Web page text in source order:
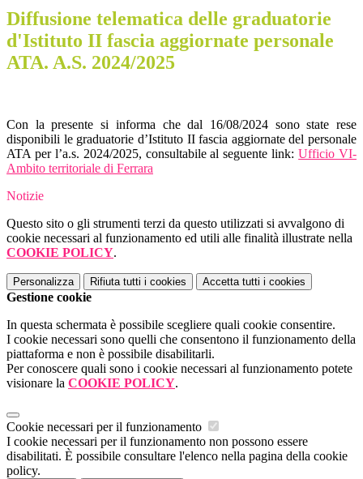
Diffusione telematica delle graduatorie
d'Istituto II fascia aggiornate personale
ATA. A.S. 2024/2025
Con la presente si informa che dal 16/08/2024 sono state rese
disponibili le graduatorie d’Istituto II fascia aggiornate del personale
ATA per l’a.s. 2024/2025, consultabile al seguente link:Ufficio VI-
Ambito territoriale di Ferrara
Notizie
Questo sito o gli strumenti terzi da questo utilizzati si avvalgono di
cookie necessari al funzionamento ed utili alle finalità illustrate nella
COOKIE POLICY.
Personalizza Rifiuta tutti i cookies Accetta tutti i cookies
Gestione cookie
In questa schermata è possibile scegliere quali cookie consentire.
I cookie necessari sono quelli che consentono il funzionamento della
piattaforma e non è possibile disabilitarli.
Per conoscere quali sono i cookie necessari al funzionamento potete
visionare la COOKIE POLICY.
Cookie necessari per il funzionamento
I cookie necessari per il funzionamento non possono essere
disabilitati. È possibile consultare l'elenco nella pagina della cookie
policy.